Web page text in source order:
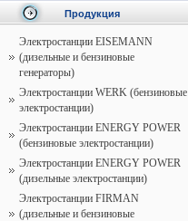
Продукция
Электростанции EISEMANN
(дизельные и бензиновые
генераторы)
Электростанции WERK (бензиновые
электростанции)
Электростанции ENERGY POWER
(бензиновые электростанции)
Электростанции ENERGY POWER
(дизельные электростанции)
Электростанции FIRMAN
(дизельные и бензиновые